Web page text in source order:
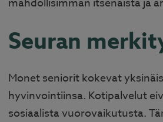
mahdollisimman itsenäistä ja
Seuran
Monet seniorit kokevat
hyvinvointiinsa. Kotipalvelut
sosiaalista vuorovaikutusta.